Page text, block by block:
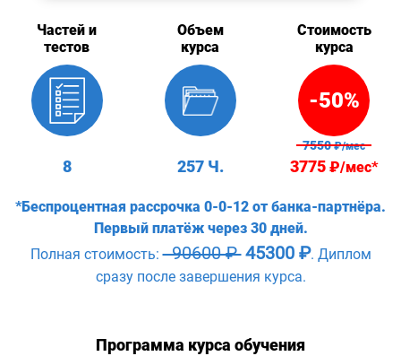
Частей и
тестов
8
Объем
курса
257 Ч.
Стоимость
курса
-50%
7550₽/мес
3775₽/мес*
*Беспроцентная рассрочка 0-0-12 от банка-партнёра.
Первый платёж через 30 дней.
Полная стоимость:90600 ₽45300 ₽. Диплом
сразу после завершения курса.
Программа курса обучения